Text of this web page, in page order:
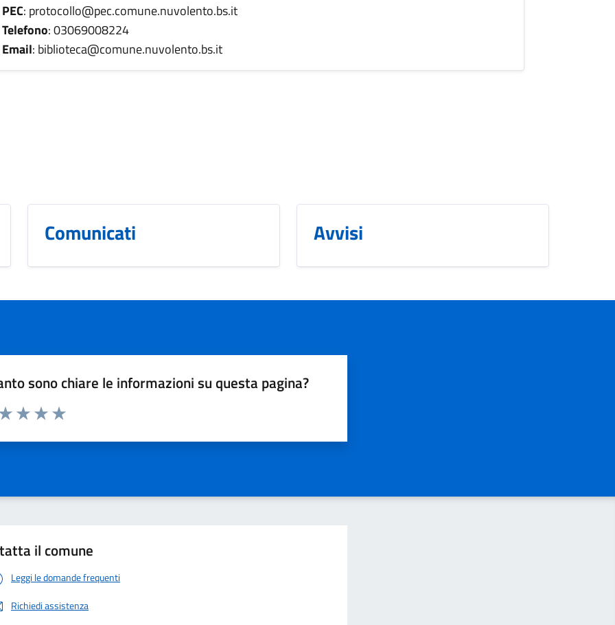
PEC: protocollo@pec.comune.nuvolento.bs.it
Telefono: 03069008224
Email: biblioteca@comune.nuvolento.bs.it
Comunicati Avvisi
sono chiare le informazioni su questa pagina?
1 a 5 stelle la pagina
il comune
Leggi le domande frequenti
Richiedi assistenza